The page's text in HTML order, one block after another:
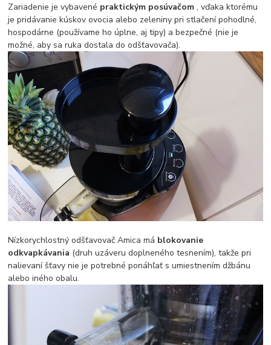
Zariadenie je vybavené praktickým posúvačom, vďaka ktorému
je pridávanie kúskov ovocia alebo zeleniny pri stlačení pohodlné,
hospodárne (používame ho úplne, aj tipy) a bezpečné (nie je
možné, aby sa ruka dostala do odšťavovača).
Nízkorychlostný odšťavovač Amica má blokovanie
odkvapkávania (druh uzáveru doplneného tesnením), takže pri
nalievaní šťavy nie je potrebné ponáhľať s umiestnením džbánu
alebo iného obalu.